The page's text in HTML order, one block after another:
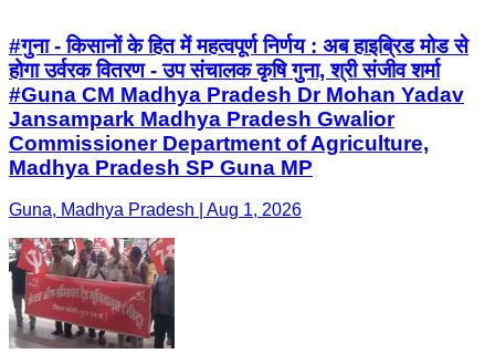
#गुना - किसानों के हित में महत्वपूर्ण निर्णय : अब हाइब्रिड मोड से
होगा उर्वरक वितरण - उप संचालक कृषि गुना, श्री संजीव शर्मा
#Guna CM Madhya Pradesh Dr Mohan Yadav
Jansampark Madhya Pradesh Gwalior
Commissioner Department of Agriculture,
Madhya Pradesh SP Guna MP
Guna, Madhya Pradesh | Aug 1, 2026